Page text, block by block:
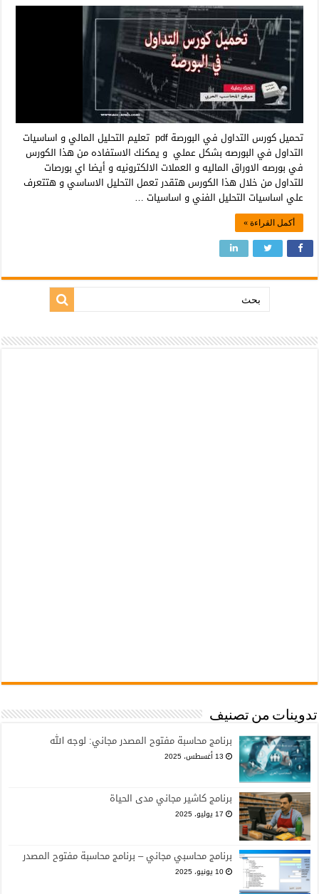
تحميل كورس التداول في البورصة pdf تعليم التحليل المالي و اساسيات
التداول في البورصه بشكل عملي و يمكنك الاستفاده من هذا الكورس
في بورصه الاوراق الماليه و العملات الالكترونيه و أيضا اي بورصات
للتداول من خلال هذا الكورس هتقدر تعمل التحليل الاساسي و هتتعرف
علي اساسيات التحليل الفني و اساسيات …
أكمل القراءة »
بحث:
تدوينات من تصنيف
برنامج محاسبة مفتوح المصدر مجاني: لوجه الله
13 أغسطس، 2025
برنامج كاشير مجاني مدى الحياة
17 يوليو، 2025
برنامج محاسبي مجاني – برنامج محاسبة مفتوح المصدر
10 يونيو، 2025